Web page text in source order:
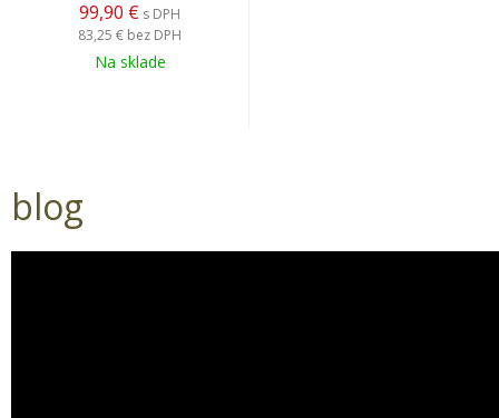
99,90 € s DPH
83,25 € bez DPH
Na sklade
blog